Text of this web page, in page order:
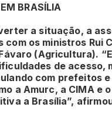
BRASÍLIA
a situação, a
com os ministros Rui
(Agricultura).
de acesso,
com prefeitos
a Amurc, a CIMA e
a Brasília”,